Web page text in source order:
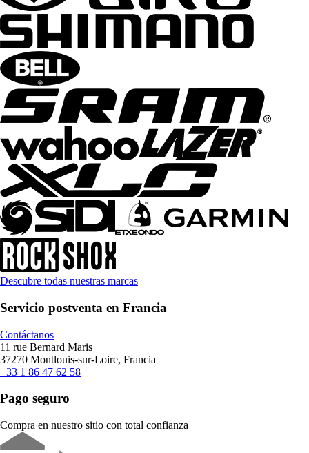
Descubre todas nuestras marcas
Servicio postventa en Francia
Contáctanos
11 rue Bernard Maris
37270 Montlouis-sur-Loire, Francia
+33 1 86 47 62 58
Pago seguro
Compra en nuestro sitio con total confianza